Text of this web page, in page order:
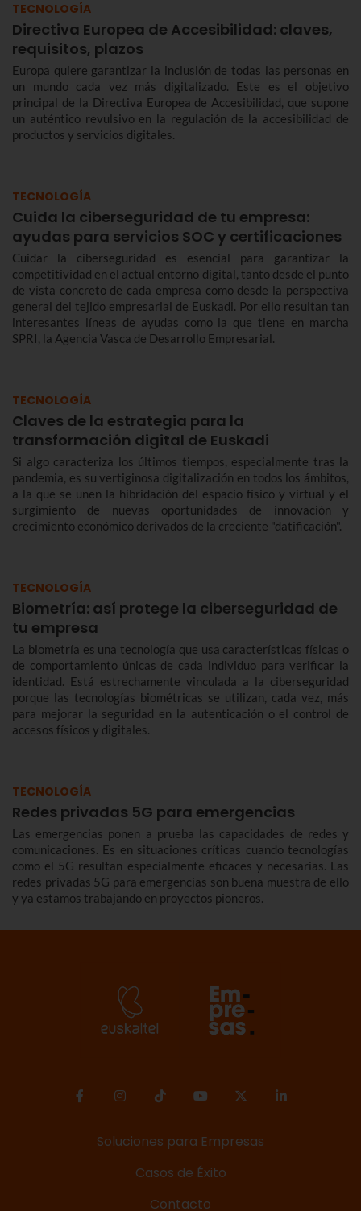
TECNOLOGÍA
Directiva Europea de Accesibilidad: claves,
requisitos, plazos
Europa quiere garantizar la inclusión de todas las personas en
un mundo cada vez más digitalizado. Este es el objetivo
principal de la Directiva Europea de Accesibilidad, que supone
un auténtico revulsivo en la regulación de la accesibilidad de
productos y servicios digitales.
TECNOLOGÍA
Cuida la ciberseguridad de tu empresa:
ayudas para servicios SOC y certificaciones
Cuidar la ciberseguridad es esencial para garantizar la
competitividad en el actual entorno digital, tanto desde el punto
de vista concreto de cada empresa como desde la perspectiva
general del tejido empresarial de Euskadi. Por ello resultan tan
interesantes líneas de ayudas como la que tiene en marcha
SPRI, la Agencia Vasca de Desarrollo Empresarial.
TECNOLOGÍA
Claves de la estrategia para la
transformación digital de Euskadi
Si algo caracteriza los últimos tiempos, especialmente tras la
pandemia, es su vertiginosa digitalización en todos los ámbitos,
a la que se unen la hibridación del espacio físico y virtual y el
surgimiento de nuevas oportunidades de innovación y
crecimiento económico derivados de la creciente "datificación".
TECNOLOGÍA
Biometría: así protege la ciberseguridad de
tu empresa
La biometría es una tecnología que usa características físicas o
de comportamiento únicas de cada individuo para verificar la
identidad. Está estrechamente vinculada a la ciberseguridad
porque las tecnologías biométricas se utilizan, cada vez, más
para mejorar la seguridad en la autenticación o el control de
accesos físicos y digitales.
TECNOLOGÍA
Redes privadas 5G para emergencias
Las emergencias ponen a prueba las capacidades de redes y
comunicaciones. Es en situaciones críticas cuando tecnologías
como el 5G resultan especialmente eficaces y necesarias. Las
redes privadas 5G para emergencias son buena muestra de ello
y ya estamos trabajando en proyectos pioneros.
Soluciones para Empresas
Casos de Éxito
Contacto